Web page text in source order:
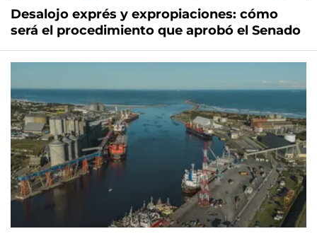
Desalojo exprés y expropiaciones: cómo
será el procedimiento que aprobó el Senado